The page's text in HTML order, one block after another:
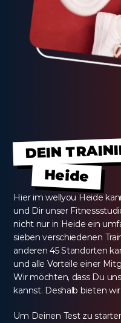
DEIN
Heide
Hier im wellyou Heide
und Dir unser
nicht nur in Heide ein
sieben verschiedenen
anderen 45 Standorten
und alle Vorteile einer
Wir möchten, dass Du
kannst. Deshalb bieten
Um Deinen Test zu